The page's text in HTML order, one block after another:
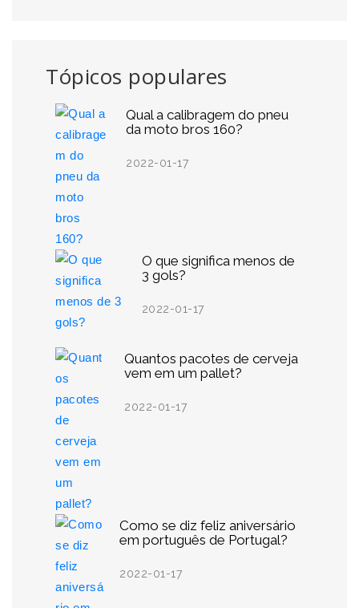
Tópicos populares
Qual a calibragem do pneu
da moto bros 160?
2022-01-17
O que significa menos de
3 gols?
2022-01-17
Quantos pacotes de cerveja
vem em um pallet?
2022-01-17
Como se diz feliz aniversário
em português de Portugal?
2022-01-17